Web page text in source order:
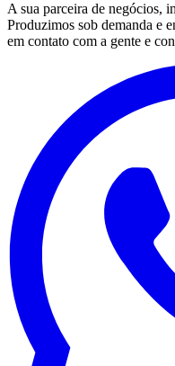
A sua parceira de negócios,
Produzimos sob demanda e
em contato com a gente e